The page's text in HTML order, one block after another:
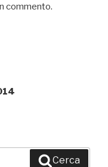
commento.
Cerca